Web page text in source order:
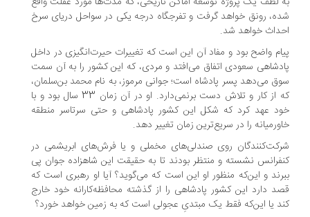
رونق خواهد گرفت و تفرجگاه درجه یکی در سواحل دریای سرخ
خواهد شد.
واضح بود و مفاد آن این است که تغییرات حیرت‌انگیزی در داخل
سعودی اتفاق می‌افتد و مردی، که این کشور را به آن سمت
می‌دهد پسر پادشاه است؛ جوانی مرموز، به نام محمد بن‌سلمان،
که از کار و تلاش دست برنمی‌دارد. او در آن زمان 33 سال بود و با
عهد کرد که شکل این کشور پادشاهی و حتی سرتاسر منطقه
را در سریع‌ترین زمان تغییر دهد.
روی صندلی‌های مخملی و یا فرش‌های ابریشمی در
نشسته و منتظر بودند تا به حقیقت این شاهزاده جوان پی
و این‌که منظور او این است که می‌گوید؟ آیا او رهبری است که
دارد این کشور پادشاهی را از گذشته محافظه‌کارانه خود خارج
یا این‌که فقط یک مبتدیِ عجولی است که به زمین خواهد خورد؟